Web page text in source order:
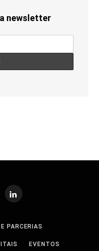
newsletter
PARCERIAS
EVENTOS